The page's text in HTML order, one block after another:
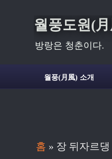
월풍도원(
방랑은 청춘이다.
월풍(月風) 소개
홈 » 장 뒤자르